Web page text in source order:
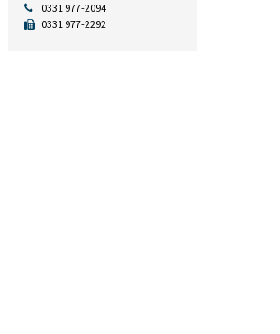
0331 977-2094
0331 977-2292